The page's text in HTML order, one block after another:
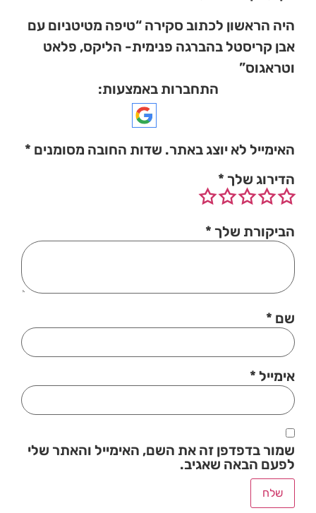
היה הראשון לכתוב סקירה “טיפה מטיטניום עם
אבן קריסטל בהברגה פנימית- הליקס, פלאט
וטראגוס”
התחברות באמצעות:
האימייל לא יוצג באתר. שדות החובה מסומנים *
הדירוג שלך *
הביקורת שלך *
שם *
אימייל *
שמור בדפדפן זה את השם, האימייל והאתר שלי
לפעם הבאה שאגיב.